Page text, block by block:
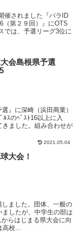
催されました『パラID
（第２９回）』にOTS
では、予選リーグ3位に
会島根県予選
』に深崎（浜田商業）
ｽのﾍﾞｽﾄ16以上に入
きました。組み合わせが
2021.05.04
大会！
ました。団体、一般の
したが、中学生の部は
らはじまる県大会に向
校...